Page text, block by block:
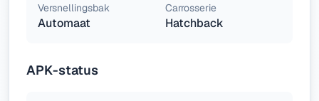
Versnellingsbak
Automaat
Carrosserie
Hatchback
APK-status